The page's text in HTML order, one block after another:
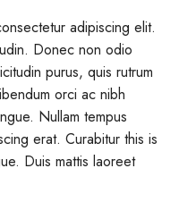
adipiscing elit.
Donec non odio
purus, quis rutrum
orci ac nibh
Nullam tempus
erat. Curabitur this is
Duis mattis laoreet